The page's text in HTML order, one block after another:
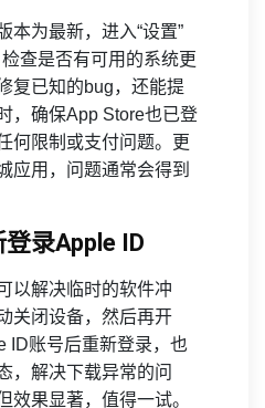
本为最新，进入“设置”
检查是否有可用的系统更
复已知的bug，还能提
，确保App Store也已登
何限制或支付问题。更
应用，问题通常会得到
录Apple ID
以解决临时的软件冲
关闭设备，然后再开
ID账号后重新登录，也
，解决下载异常的问
效果显著，值得一试。